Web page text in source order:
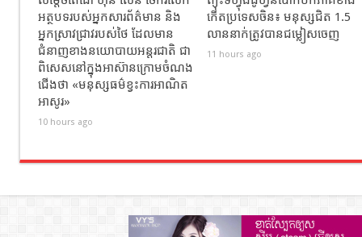
អត្ថបទរបស់អ្នកសារព័ត៌មាន និង
អ្នកស្រាវជ្រាវរបស់ថៃ ដែលមាន
ជំនាញខាងនយោបាយអន្តរជាតិ ជា
ពិសេសនៅក្នុងអាស៊ានក្រោមចំណង
ជើងថា «មនុស្សធម៌ខ្វះការអាណិត
អាសូរ»
10 hours ago
កើតប្រទេសចិន៖ មនុស្សជិត 1.5
លាននាក់ត្រូវបានជម្លៀសចេញ
11 hours ago